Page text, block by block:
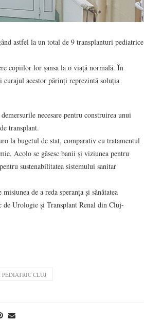
astfel la un total de 9 transplanturi pediatrice
copiilor lor șansa la o viață normală. În
curajul acestor părinți reprezintă soluția
necesare pentru construirea unui
transplant.
la bugetul de stat, comparativ cu tratamentul
Acolo se găsesc banii și viziunea pentru
sustenabilitatea sistemului sanitar
de a reda speranța și sănătatea
Urologie și Transplant Renal din Cluj-
CLUJ